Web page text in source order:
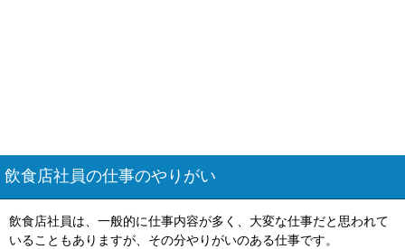
飲食店社員の仕事のやりがい
飲食店社員は、一般的に仕事内容が多く、大変な仕事だと思われて
いることもありますが、その分やりがいのある仕事です。